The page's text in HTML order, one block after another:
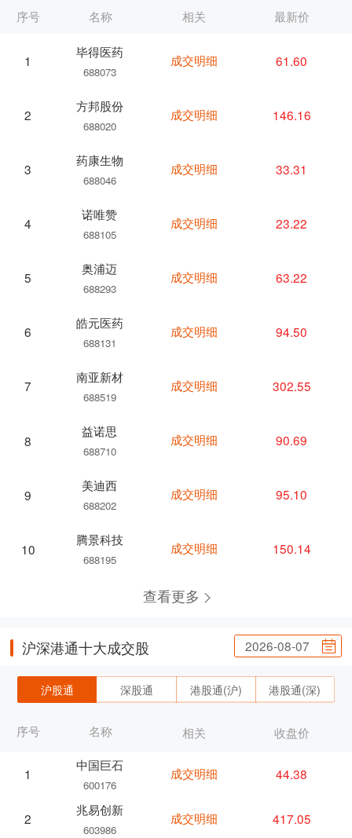
序号 名称
1
毕得医药
688073
2
方邦股份
688020
3
药康生物
688046
4
诺唯赞
688105
5
奥浦迈
688293
6
皓元医药
688131
7
南亚新材
688519
8
益诺思
688710
9
美迪西
688202
10
腾景科技
688195
相关 最新价
成交明细 61.60
成交明细 146.16
成交明细 33.31
成交明细 23.22
成交明细 63.22
成交明细 94.50
成交明细 302.55
成交明细 90.69
成交明细 95.10
成交明细 150.14
查看更多
沪深港通十大成交股 2026-08-07
沪股通 深股通 港股通(沪) 港股通(深)
序号 名称
1
中国巨石
600176
2
兆易创新
603986
相关 收盘价
成交明细 44.38
成交明细 417.05